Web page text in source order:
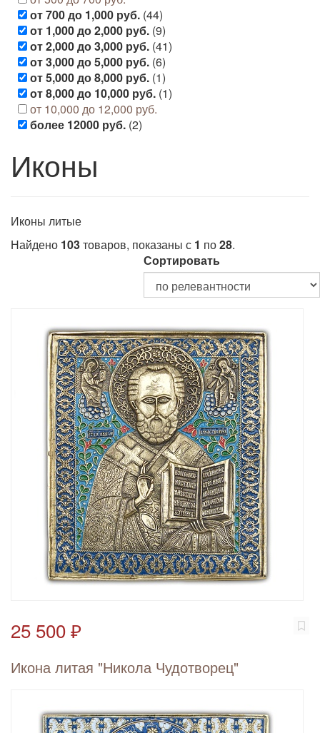
от 700 до 1,000 руб. (44)
от 1,000 до 2,000 руб. (9)
от 2,000 до 3,000 руб. (41)
от 3,000 до 5,000 руб. (6)
от 5,000 до 8,000 руб. (1)
от 8,000 до 10,000 руб. (1)
от 10,000 до 12,000 руб.
более 12000 руб. (2)
Иконы
Иконы литые
Найдено 103товаров, показаны с 1 по28.
Сортировать
25 500 ₽
Икона литая "Никола Чудотворец"